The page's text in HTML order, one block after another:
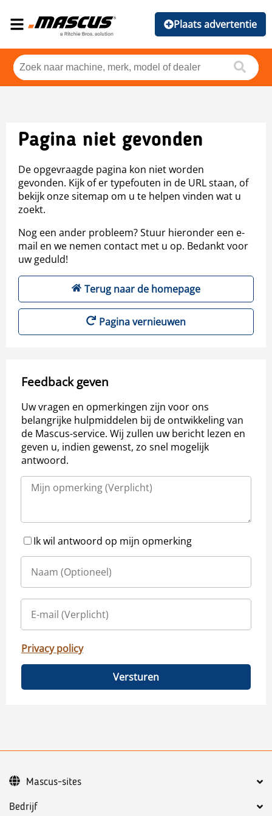
Plaats advertentie
Pagina niet gevonden
De opgevraagde pagina kon niet worden
gevonden. Kijk of er typefouten in de URL staan, of
bekijk onze sitemap om u te helpen vinden wat u
zoekt.
Nog een ander probleem? Stuur hieronder een e-
mail en we nemen contact met u op. Bedankt voor
uw geduld!
Terug naar de homepage
Pagina vernieuwen
Feedback geven
Uw vragen en opmerkingen zijn voor ons
belangrijke hulpmiddelen bij de ontwikkeling van
de Mascus-service. Wij zullen uw bericht lezen en
geven u, indien gewenst, zo snel mogelijk
antwoord.
Ik wil antwoord op mijn opmerking
Privacy policy
Versturen
Bedrijf
Mascus-sites